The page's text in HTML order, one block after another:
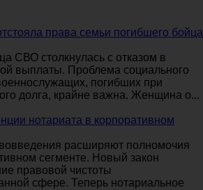
права семьи погибшего бойца
СВО столкнулась с отказом в
выплаты. Проблема социального
погибших при
долга, крайне важна. Женщина о...
нотариата в корпоративном
расширяют полномочия
сегменте. Новый закон
правовой чистоты
сфере. Теперь нотариальное